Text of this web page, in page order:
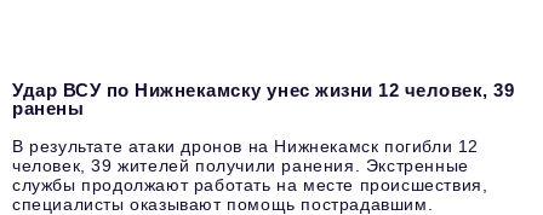
Удар ВСУ по Нижнекамску унес жизни 12 человек, 39
ранены
В результате атаки дронов на Нижнекамск погибли 12
человек, 39 жителей получили ранения. Экстренные
службы продолжают работать на месте происшествия,
специалисты оказывают помощь пострадавшим.